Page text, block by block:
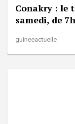
Conakry : le
samedi, de
guineeactuelle